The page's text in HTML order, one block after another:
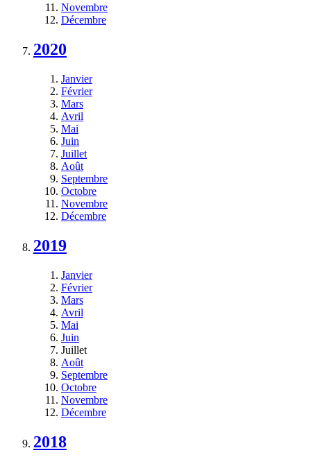
Novembre
Décembre
2020
Janvier
Février
Mars
Avril
Mai
Juin
Juillet
Août
Septembre
Octobre
Novembre
Décembre
2019
Janvier
Février
Mars
Avril
Mai
Juin
Juillet
Août
Septembre
Octobre
Novembre
Décembre
2018